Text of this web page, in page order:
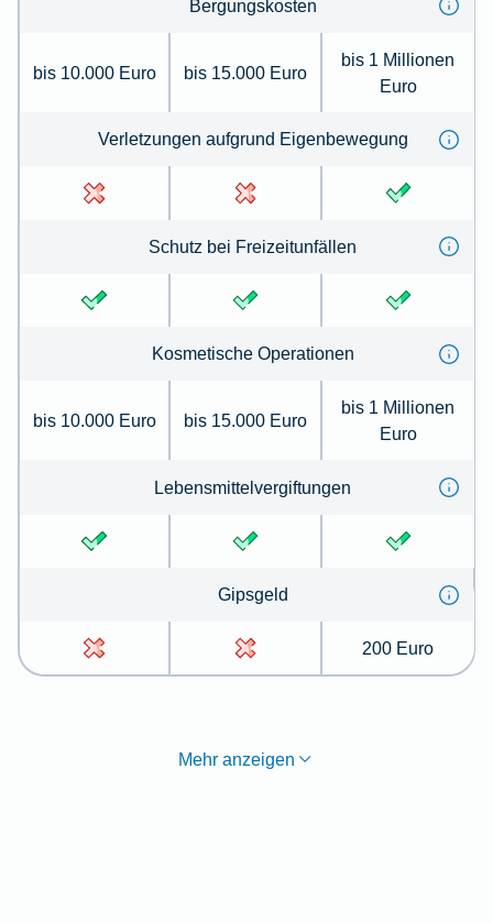
Bergungs­kosten
bis 10.000 Euro bis 15.000 Euro
bis 1 Millionen
Euro
Verletzungen auf­grund Eigen­bewegung
Schutz bei Frei­zeit­unfällen
Kosmetische Opera­tionen
bis 10.000 Euro bis 15.000 Euro
bis 1 Millionen
Euro
Lebens­mittel­ver­giftungen
Gips­geld
200 Euro
Mehr anzeigen